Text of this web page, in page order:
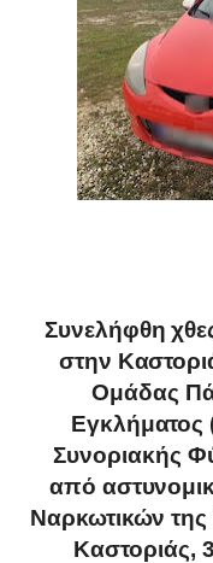
Συνελήφθη
στην
Ομάδας
Εγκλήματος
Συνοριακής
από
Ναρκωτικών
Καστοριάς,